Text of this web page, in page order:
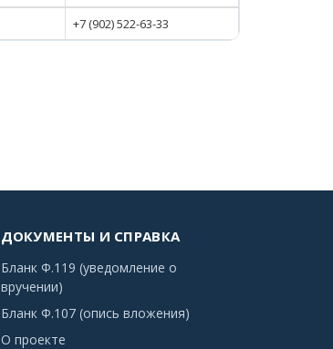
+7 (902) 522-63-33
ДОКУМЕНТЫ И СПРАВКА
Бланк Ф.119 (уведомление о
вручении)
Бланк Ф.107 (опись вложения)
О проекте